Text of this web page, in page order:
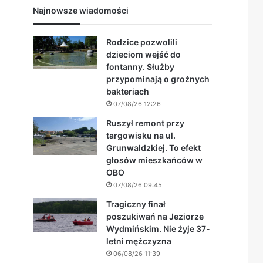
Najnowsze wiadomości
Rodzice pozwolili
dzieciom wejść do
fontanny. Służby
przypominają o groźnych
bakteriach
07/08/26 12:26
Ruszył remont przy
targowisku na ul.
Grunwaldzkiej. To efekt
głosów mieszkańców w
OBO
07/08/26 09:45
Tragiczny finał
poszukiwań na Jeziorze
Wydmińskim. Nie żyje 37-
letni mężczyzna
06/08/26 11:39